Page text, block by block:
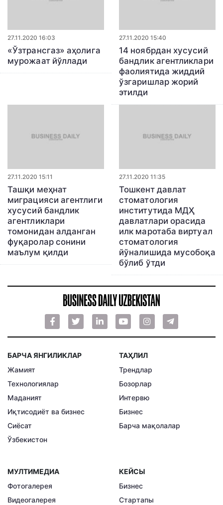
27.11.2020 16:03
«Ўзтрансгаз» аҳолига
мурожаат йўллади
27.11.2020 15:40
14 ноябрдан хусусий
бандлик агентликлари
фаолиятида жиддий
ўзгаришлар жорий
этилди
27.11.2020 15:11
Ташқи меҳнат
миграцияси агентлиги
хусусий бандлик
агентликлари
томонидан алданган
фуқаролар сонини
маълум қилди
27.11.2020 11:35
Тошкент давлат
стоматология
институтида МДҲ
давлатлари орасида
илк маротаба виртуал
стоматология
йўналишида мусобоқа
бўлиб ўтди
БАРЧА ЯНГИЛИКЛАР
Жамият
Технологиялар
Маданият
Иқтисодиёт ва бизнес
Сиёсат
Ўзбекистон
ТАҲЛИЛ
Трендлар
Бозорлар
Интервю
Бизнес
Барча мақолалар
МУЛТИМЕДИА
Фотогалерея
Видеогалерея
КЕЙСЫ
Бизнес
Стартапы